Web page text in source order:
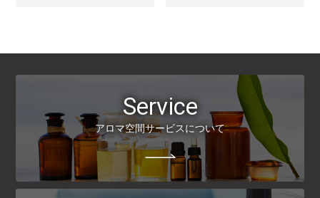
Service
アロマ空間サービスについて